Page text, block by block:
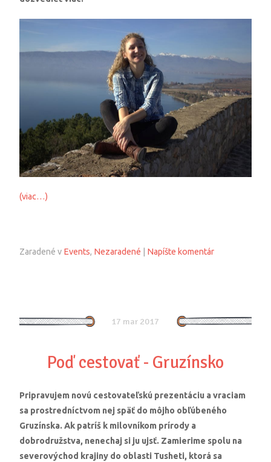
(viac…)
Zaradené v Events, Nezaradené Napíšte komentár
17 mar 2017
Poď cestovať - Gruzínsko
Pripravujem novú cestovateľskú prezentáciu a vraciam
sa prostredníctvom nej späť do môjho obľúbeného
Gruzínska. Ak patríš k milovníkom prírody a
dobrodružstva, nenechaj si ju ujsť. Zamierime spolu na
severovýchod krajiny do oblasti Tusheti, ktorá sa